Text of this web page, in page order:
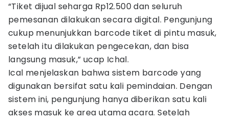
“Tiket dijual seharga Rp12.500 dan seluruh
pemesanan dilakukan secara digital. Pengunjung
cukup menunjukkan barcode tiket di pintu masuk,
setelah itu dilakukan pengecekan, dan bisa
langsung masuk,” ucap Ichal.
Ical menjelaskan bahwa sistem barcode yang
digunakan bersifat satu kali pemindaian. Dengan
sistem ini, pengunjung hanya diberikan satu kali
akses masuk ke area utama acara. Setelah